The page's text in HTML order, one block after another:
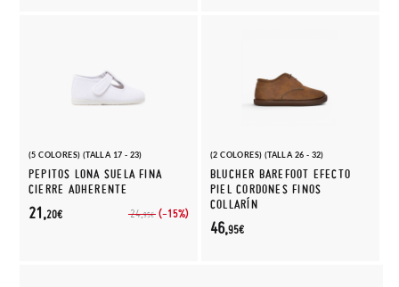
(5 COLORES) (TALLA 17 - 23)
PEPITOS LONA SUELA FINA
CIERRE ADHERENTE
24,95€ (-15%)
21,20€
(2 COLORES) (TALLA 26 - 32)
BLUCHER BAREFOOT EFECTO
PIEL CORDONES FINOS
COLLARÍN
46,95€